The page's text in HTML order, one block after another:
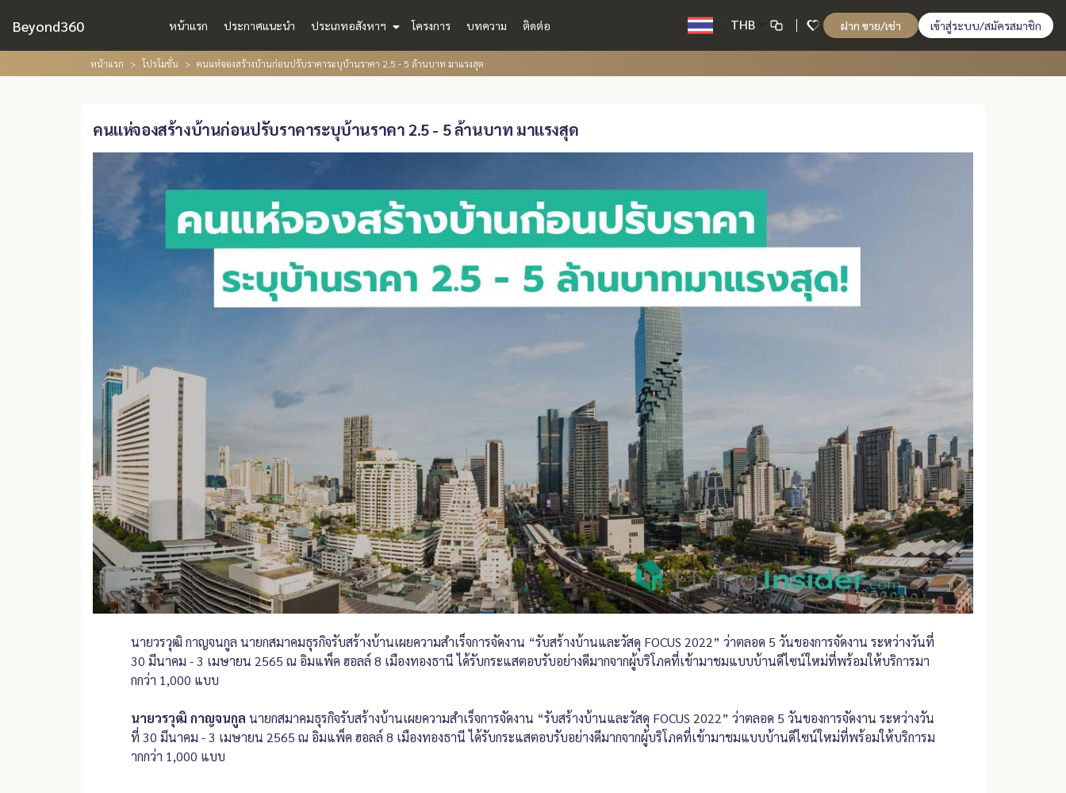
Beyond360 หน้าแรก ประกาศแนะนำ ประเภทอสังหาฯ โครงการ บทความ ติดต่อ THB ฝาก ขาย/เช่า เข้าสู่ระบบ/สมัครสมาชิก
หน้าแรก โปรโมชั่น คนแห่จองสร้างบ้านก่อนปรับราคาระบุบ้านราคา 2.5 - 5 ล้านบาท มาแรงสุด
คนแห่จองสร้างบ้านก่อนปรับราคาระบุบ้านราคา 2.5 - 5 ล้านบาท มาแรงสุด
นายวรวุฒิ กาญจนกูล นายกสมาคมธุรกิจรับสร้างบ้านเผยความสำเร็จการจัดงาน “รับสร้างบ้านและวัสดุ FOCUS 2022” ว่าตลอด 5 วันของการจัดงาน ระหว่างวันที่
30 มีนาคม - 3 เมษายน 2565 ณ อิมแพ็ค ฮอลล์ 8 เมืองทองธานี ได้รับกระแสตอบรับอย่างดีมากจากผู้บริโภคที่เข้ามาชมแบบบ้านดีไซน์ใหม่ที่พร้อมให้บริการมา
กกว่า 1,000 แบบ
นายวรวุฒิ กาญจนกูล นายกสมาคมธุรกิจรับสร้างบ้านเผยความสำเร็จการจัดงาน “รับสร้างบ้านและวัสดุ FOCUS 2022” ว่าตลอด 5 วันของการจัดงาน ระหว่างวัน
ที่ 30 มีนาคม - 3 เมษายน 2565 ณ อิมแพ็ค ฮอลล์ 8 เมืองทองธานี ได้รับกระแสตอบรับอย่างดีมากจากผู้บริโภคที่เข้ามาชมแบบบ้านดีไซน์ใหม่ที่พร้อมให้บริการม
ากกว่า 1,000 แบบ